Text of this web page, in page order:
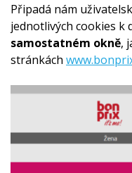
Připadá nám
jednotlivých cookies k
samostatném okně,
stránkách